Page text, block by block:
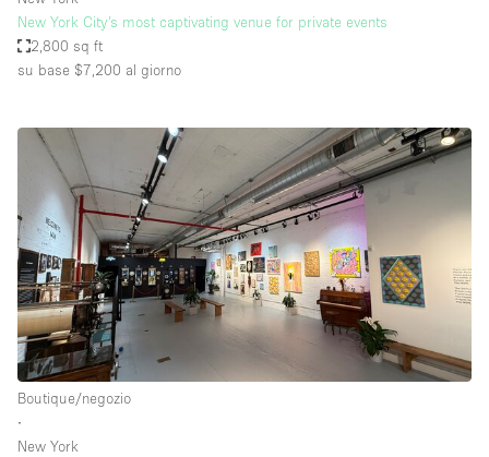
New York City’s most captivating venue for private events
2,800 sq ft
su base $7,200 al giorno
Boutique/negozio
∙
New York